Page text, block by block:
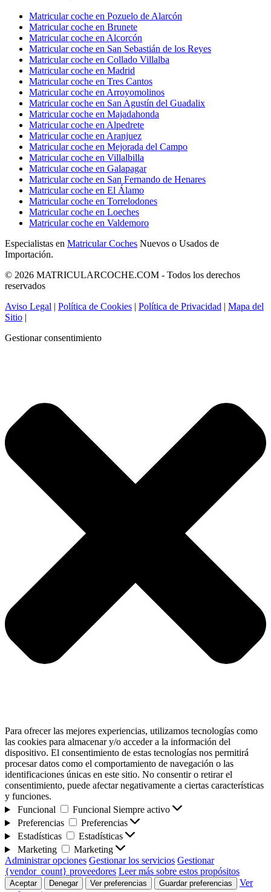
Matricular coche en Pozuelo de Alarcón
Matricular coche en Brunete
Matricular coche en Alcorcón
Matricular coche en San Sebastián de los Reyes
Matricular coche en Collado Villalba
Matricular coche en Madrid
Matricular coche en Tres Cantos
Matricular coche en Arroyomolinos
Matricular coche en San Agustín del Guadalix
Matricular coche en Majadahonda
Matricular coche en Alpedrete
Matricular coche en Aranjuez
Matricular coche en Mejorada del Campo
Matricular coche en Villalbilla
Matricular coche en Galapagar
Matricular coche en San Fernando de Henares
Matricular coche en El Álamo
Matricular coche en Torrelodones
Matricular coche en Loeches
Matricular coche en Valdemoro
Especialistas en Matricular Coches Nuevos o Usados de
Importación.
© 2026 MATRICULARCOCHE.COM - Todos los derechos
reservados
Aviso Legal | Política de Cookies | Política de Privacidad | Mapa del
Sitio |
Gestionar consentimiento
Para ofrecer las mejores experiencias, utilizamos tecnologías como
las cookies para almacenar y/o acceder a la información del
dispositivo. El consentimiento de estas tecnologías nos permitirá
procesar datos como el comportamiento de navegación o las
identificaciones únicas en este sitio. No consentir o retirar el
consentimiento, puede afectar negativamente a ciertas características
y funciones.
Funcional
Funcional Siempre activo
Preferencias
Preferencias
Estadísticas
Estadísticas
Marketing
Marketing
Administrar opciones Gestionar los servicios Gestionar
{vendor_count} proveedores Leer más sobre estos propósitos
Aceptar Denegar Ver preferencias Guardar preferencias
Ver